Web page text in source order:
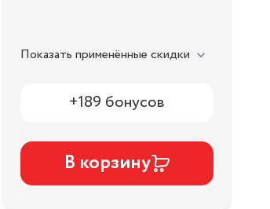
Показать применённые скидки
+189 бонусов
В корзину